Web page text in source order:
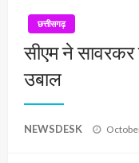
छत्तीसगढ़
सीएम ने सावरकर
उबाल
NEWSDESK
Posted